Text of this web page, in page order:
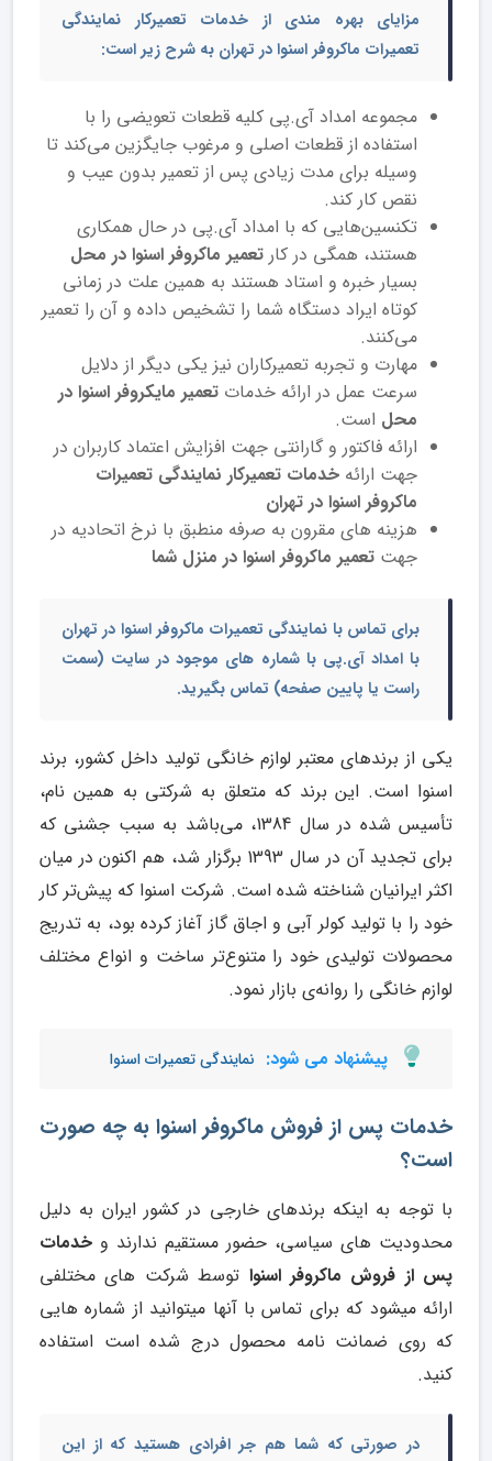
مزایای بهره مندی از خدمات تعمیرکار نمایندگی
تعمیرات ماکروفر اسنوا در تهران به شرح زیر است:
مجموعه امداد آی.پی کلیه قطعات تعویضی را با
استفاده از قطعات اصلی و مرغوب جایگزین می‌کند تا
وسیله برای مدت زیادی پس از تعمیر بدون عیب و
نقص کار کند.
تکنسین‌هایی که با امداد آی.پی در حال همکاری
هستند، همگی در کار تعمیر ماکروفر اسنوا در محل
بسیار خبره و استاد هستند به همین علت در زمانی
کوتاه ایراد دستگاه شما را تشخیص داده و آن را تعمیر
می‌کنند.
مهارت و تجربه تعمیرکاران نیز یکی دیگر از دلایل
سرعت عمل در ارائه خدمات تعمیر مایکروفر اسنوا در
محل است.
ارائه فاکتور و گارانتی جهت افزایش اعتماد کاربران در
جهت ارائه خدمات تعمیرکار نمایندگی تعمیرات
ماکروفر اسنوا در تهران
هزینه های مقرون به صرفه منطبق با نرخ اتحادیه در
جهت تعمیر ماکروفر اسنوا در منزل شما
برای تماس با نمایندگی تعمیرات ماکروفر اسنوا در تهران
با امداد آی.پی با شماره های موجود در سایت (سمت
راست یا پایین صفحه) تماس بگیرید.
یکی از برندهای معتبر لوازم خانگی تولید داخل کشور، برند
اسنوا است. این برند که متعلق به شرکتی به همین نام،
تأسیس شده در سال 1384، می‌باشد به سبب جشنی که
برای تجدید آن در سال 1393 برگزار شد، هم اکنون در میان
اکثر ایرانیان شناخته شده است. شرکت اسنوا که پیش‌تر کار
خود را با تولید کولر آبی و اجاق گاز آغاز کرده بود، به تدریج
محصولات تولیدی خود را متنوع‌تر ساخت و انواع مختلف
لوازم خانگی را روانه‌ی بازار نمود.
پیشنهاد می شود: نمایندگی تعمیرات اسنوا
خدمات پس از فروش ماکروفر اسنوا به چه صورت
است؟
با توجه به اینکه برندهای خارجی در کشور ایران به دلیل
محدودیت های سیاسی، حضور مستقیم ندارند و خدمات
پس از فروش ماکروفر اسنوا توسط شرکت های مختلفی
ارائه میشود که برای تماس با آنها میتوانید از شماره هایی
که روی ضمانت نامه محصول درج شده است استفاده
کنید.
در صورتی که شما هم جر افرادی هستید که از این